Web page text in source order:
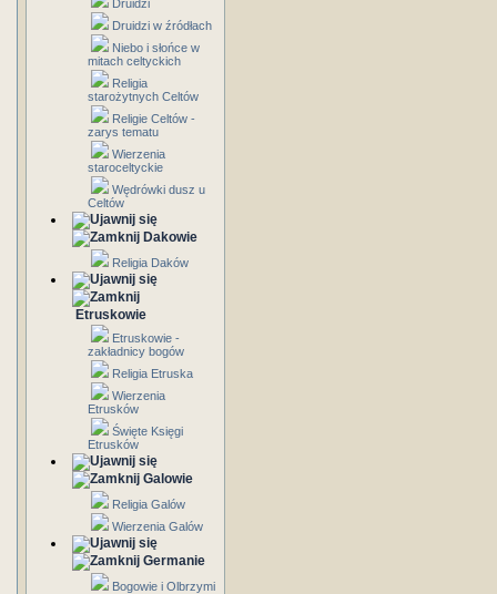
Druidzi
Druidzi w źródłach
Niebo i słońce w
mitach celtyckich
Religia
starożytnych Celtów
Religie Celtów -
zarys tematu
Wierzenia
staroceltyckie
Wędrówki dusz u
Celtów
Dakowie
Religia Daków
Etruskowie
Etruskowie -
zakładnicy bogów
Religia Etruska
Wierzenia
Etrusków
Święte Księgi
Etrusków
Galowie
Religia Galów
Wierzenia Galów
Germanie
Bogowie i Olbrzymi